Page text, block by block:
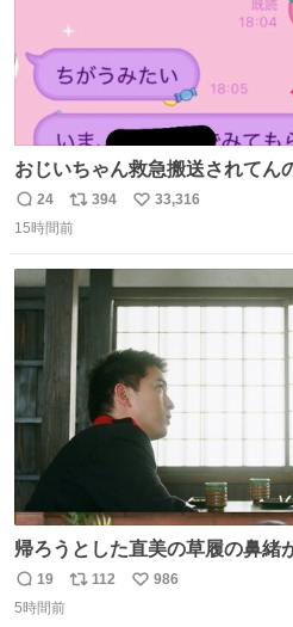
おじいちゃん救急搬送されてん
て不謹慎だけどウケる
返
信
24
リ
ポ
ト
数
394
い
数
33,316
15時間前
帰ろうとした直美の草履の鼻緒
小川がさらに壊し…… 結果、直美をおんぶして送ることに
なりました。 👇鼻緒はいつも恋のキューピッド？
返
信
19
リ
112
い
986
5時間前